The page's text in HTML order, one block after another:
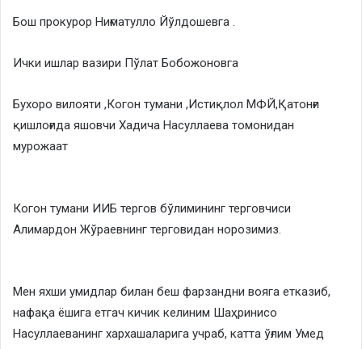
Бош прокурор Ниғматулло Йўлдошевга .
Ички ишлар вазири Пўлат Бобожоновга
Бухоро вилояти ,Когон тумани ,Истиқлол МФЙ,Қатонғи
қишлоғида яшовчи Хадича Насуллаева томонидан
мурожаат
Когон тумани ИИБ тергов бўлимининг терговчиси
Алимардон Жўраевнинг терговидан норозимиз.
Мен яхши умидлар билан беш фарзандни вояга етказиб,
нафақа ёшига етгач кичик келиним Шаҳринисо
Насуллаеванинг хархашаларига учраб, катта ўғлим Умед